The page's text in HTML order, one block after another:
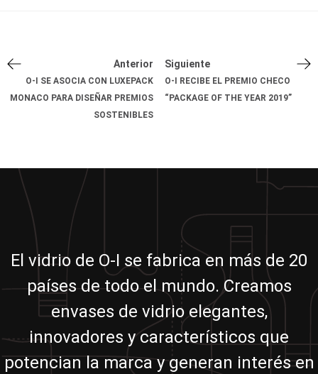
Anterior
O-I SE ASOCIA CON LUXEPACK
MONACO PARA DISEÑAR PREMIOS
SOSTENIBLES
Siguiente
O-I RECIBE EL PREMIO CHECO
“PACKAGE OF THE YEAR 2019”
El vidrio de O-I se fabrica en más de 20
países de todo el mundo. Creamos
envases de vidrio elegantes,
innovadores y característicos que
potencian la marca y generan interés en